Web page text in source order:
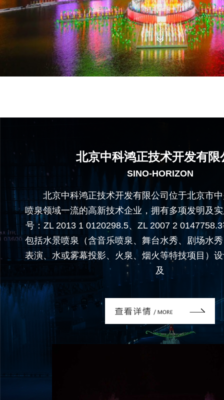
北京中科鸿正技术开发有限
SINO-HORIZON
北京中科鸿正技术开发有限公司位于北京市中
喷泉领域一流的高新技术企业，拥有多项发明及
号：ZL 2013 1 0120298.5、ZL 2007 2
包括水景喷泉（含音乐喷泉、舞台水秀、剧场水
表演、水或雾幕投影、火泉、烟火等特技项目）
及